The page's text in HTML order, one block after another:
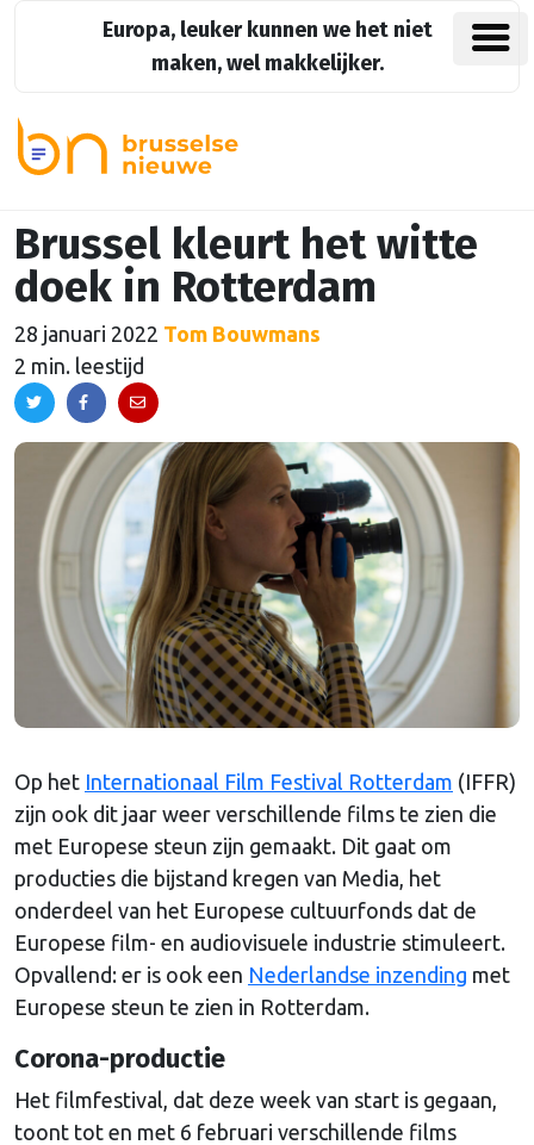
Europa, leuker kunnen we het niet
maken, wel makkelijker.
Brussel kleurt het witte
doek in Rotterdam
28 januari 2022 Tom Bouwmans
2 min. leestijd
Op het Internationaal Film Festival Rotterdam (IFFR)
zijn ook dit jaar weer verschillende films te zien die
met Europese steun zijn gemaakt. Dit gaat om
producties die bijstand kregen van Media, het
onderdeel van het Europese cultuurfonds dat de
Europese film- en audiovisuele industrie stimuleert.
Opvallend: er is ook een Nederlandse inzending met
Europese steun te zien in Rotterdam.
Corona-productie
Het filmfestival, dat deze week van start is gegaan,
toont tot en met 6 februari verschillende films